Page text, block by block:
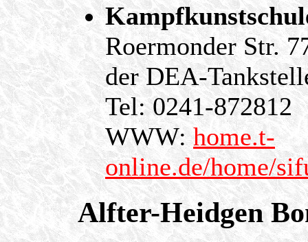
Roermonder Str.
der DEA-
Tel: 0241-872812
WWW:home.t-
online.de/home/
Alfter-Heidgen